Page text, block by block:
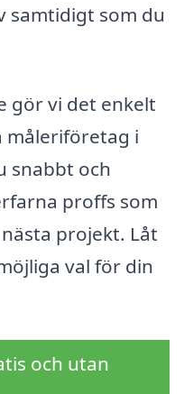
samtidigt som du
gör vi det enkelt
måleriföretag i
snabbt och
proffs som
projekt. Låt
val för din
och utan